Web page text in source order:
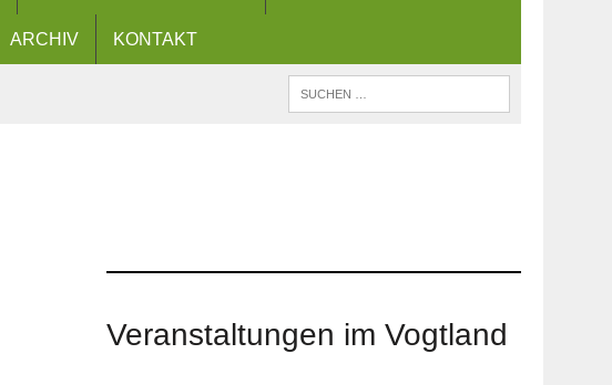
ARCHIV KONTAKT
Veranstaltungen im Vogtland